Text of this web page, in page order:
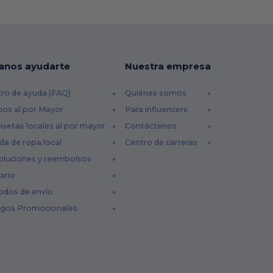
ayudarte
de ayuda (FAQ)
al por Mayor
locales al por mayor
de ropa local
y reembolsos
de envío
Promocionales
Nuestra empresa
Quiénes somos
Para influencers
Contáctenos
Centro de carreras